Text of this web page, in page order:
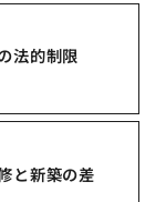
法的制限
と新築の差